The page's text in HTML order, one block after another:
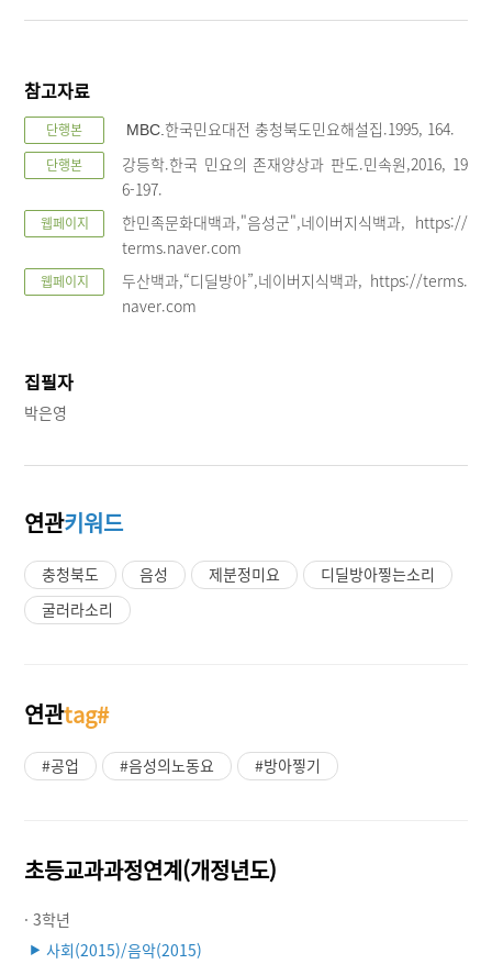
참고자료
단행본 MBC. 한국민요대전 충청북도민요해설집.1995, 164.
단행본
강등학.한국 민요의 존재양상과 판도.민속원,2016, 19
6-197.
웹페이지
한민족문화대백과,"음성군",네이버지식백과, https://
terms.naver.com
웹페이지
두산백과,“디딜방아”,네이버지식백과, https://terms.
naver.com
집필자
박은영
연관키워드
충청북도 음성 제분정미요
디딜방아찧는소리
굴러라소리
연관tag#
#공업 #음성의노동요 #방아찧기
초등교과과정연계(개정년도)
· 3학년
▶ 사회(2015)/음악(2015)